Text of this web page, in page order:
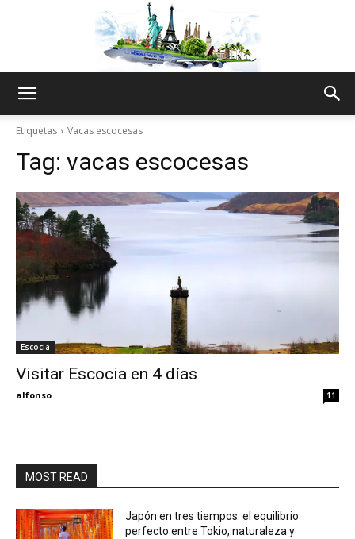
Thru
My
Etiquetas Vacas escocesas
Tag: vacas escocesas
Escocia
Visitar Escocia en 4 días
alfonso 11
MOST READ
Japón en tres tiempos: el equilibrio
perfecto entre Tokio, naturaleza y